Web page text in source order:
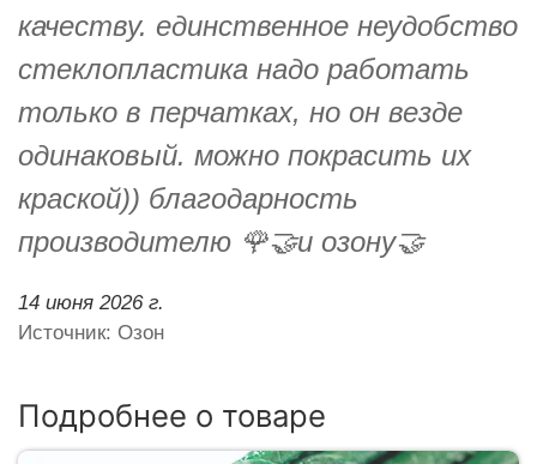
качеству. единственное неудобство
стеклопластика надо работать
только в перчатках, но он везде
одинаковый. можно покрасить их
краской)) благодарность
производителю 🌹🤝и озону🤝
14 июня 2026 г.
Источник: Озон
Подробнее о товаре